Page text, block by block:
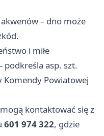
– dno może
i miłe
podkreśla asp. szt.
Komendy Powiatowej
kontaktować się z
601 974 322, gdzie